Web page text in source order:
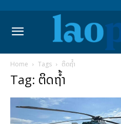
Home Tags ຕິດຖໍ້າ
Tag: ຕິດຖໍ້າ